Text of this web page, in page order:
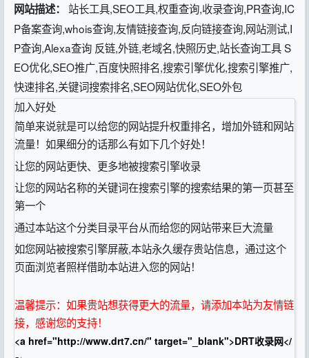
网站描述： 站长工具,SEO工具,权重查询,收录查询,PR查询,IC
P备案查询,whois查询,友情链接查询,反向链接查询,网站测试,I
P查询,Alexa查询 反链,外链,老域名,快照历史,站长查询工具 S
EO优化,SEO推广,百度快照排名,搜索引擎优化,搜索引擎推广,
快速排名,关键词搜索排名,SEO网站优化,SEO外包
加入好处
简单来说就是可以给您的网站提升权重排名，增加外链和网站
流量！如果细分的话那么有如下几个好处！
让您的网站更快、更多地被搜索引擎收录
让您的网站名称的关键词在搜索引擎的搜索结果的第一页甚至
第一个
通过本站这个分类目录平台从而给您的网站带来巨大流量
如您网站被搜索引擎屏蔽,本站永久缓存贵站信息，通过这个
页面浏览者照样借助本站进入您的网站！
温馨提示：如果贵站想获得更大的流量，请添加本站为友情链
接，感谢您的支持！
<a href="http://www.drt7.cn/" target="_blank">DRT收录网</